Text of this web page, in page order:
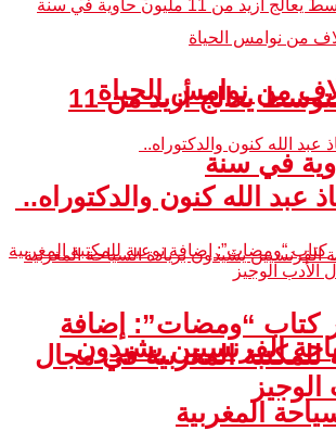
طنجة المتوسط يعالج أزيد من 11
في سنة
الفرنسيين يشيدون
المغربية
من نوامس الحياة
عبد الله كنون والدكتوراه..
كتاب “ومضات”: إضافة
للمكتبة المغربية في مجال
الوجيز